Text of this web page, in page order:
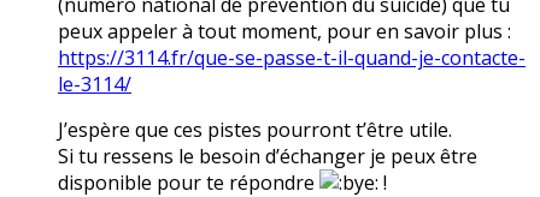
peux appeler à tout moment, pour en savoir plus :
https://3114.fr/que-se-passe-t-il-quand-je-contacte-
le-3114/
J’espère que ces pistes pourront t’être utile.
Si tu ressens le besoin d’échanger je peux être
disponible pour te répondre
!